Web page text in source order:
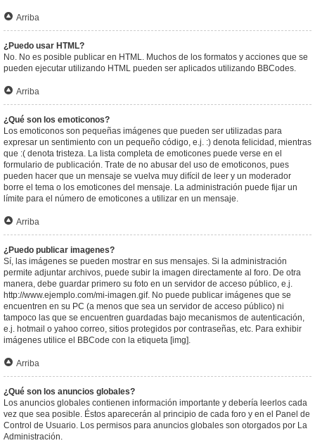
Arriba
¿Puedo usar HTML?
No. No es posible publicar en HTML. Muchos de los formatos y acciones que se
pueden ejecutar utilizando HTML pueden ser aplicados utilizando BBCodes.
Arriba
¿Qué son los emoticonos?
Los emoticonos son pequeñas imágenes que pueden ser utilizadas para
expresar un sentimiento con un pequeño código, e.j. :) denota felicidad, mientras
que :( denota tristeza. La lista completa de emoticones puede verse en el
formulario de publicación. Trate de no abusar del uso de emoticonos, pues
pueden hacer que un mensaje se vuelva muy difícil de leer y un moderador
borre el tema o los emoticones del mensaje. La administración puede fijar un
límite para el número de emoticones a utilizar en un mensaje.
Arriba
¿Puedo publicar imagenes?
Sí, las imágenes se pueden mostrar en sus mensajes. Si la administración
permite adjuntar archivos, puede subir la imagen directamente al foro. De otra
manera, debe guardar primero su foto en un servidor de acceso público, e.j.
http://www.ejemplo.com/mi-imagen.gif. No puede publicar imágenes que se
encuentren en su PC (a menos que sea un servidor de acceso público) ni
tampoco las que se encuentren guardadas bajo mecanismos de autenticación,
e.j. hotmail o yahoo correo, sitios protegidos por contraseñas, etc. Para exhibir
imágenes utilice el BBCode con la etiqueta [img].
Arriba
¿Qué son los anuncios globales?
Los anuncios globales contienen información importante y debería leerlos cada
vez que sea posible. Éstos aparecerán al principio de cada foro y en el Panel de
Control de Usuario. Los permisos para anuncios globales son otorgados por La
Administración.